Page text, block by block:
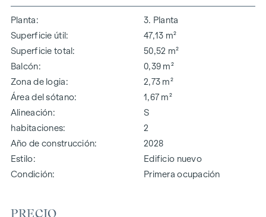
Planta
3. Planta
Superficie útil
47,13 m²
Superficie total
50,52 m²
Balcón
0,39 m²
Zona de logia
2,73 m²
Área del sótano
1,67 m²
Alineación
S
habitaciones
2
Año de construcción
2028
Estilo
Edificio nuevo
Condición
Primera ocupación
PRECIO